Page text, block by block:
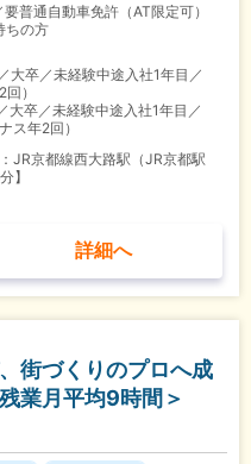
普通自動車免許（AT限定可）
ちの方
大卒／未経験中途入社1年目／
）
大卒／未経験中途入社1年目／
ス年2回）
JR京都線西大路駅（JR京都駅
】
詳細へ
街づくりのプロへ成
業月平均9時間＞